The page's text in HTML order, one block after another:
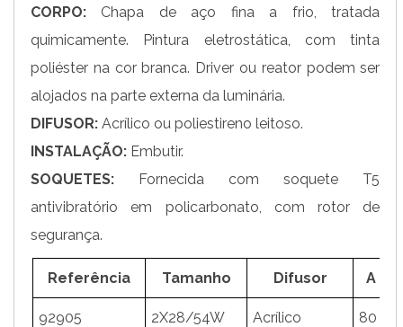
CORPO: Chapa de aço fina a frio, tratada
quimicamente. Pintura eletrostática, com tinta
poliéster na cor branca. Driver ou reator podem ser
alojados na parte externa da luminária.
DIFUSOR: Acrílico ou poliestireno leitoso.
INSTALAÇÃO: Embutir.
SOQUETES: Fornecida com soquete T5
antivibratório em policarbonato, com rotor de
segurança.
Referência Tamanho Difusor A
92905 2X28/54W Acrílico 80